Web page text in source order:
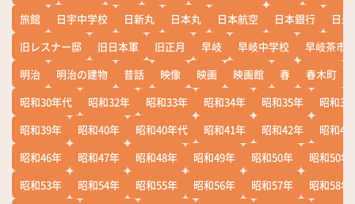
旅館
日宇中学校 日新丸 日本丸 日本航空 日本銀行
日
旧レスナー邸
旧日本軍 旧正月 早岐 早岐中学校
早岐茶市
明治
明治の建物 昔話 映像 映画 映画館 春 春木町
昭和30年代
昭和32年 昭和33年 昭和34年 昭和35年
昭和36
昭和39年
昭和40年 昭和40年代 昭和41年 昭和42年
昭和43
昭和46年
昭和47年 昭和48年 昭和49年 昭和50年
昭和50年
昭和53年
昭和54年 昭和55年 昭和56年 昭和57年
昭和58年